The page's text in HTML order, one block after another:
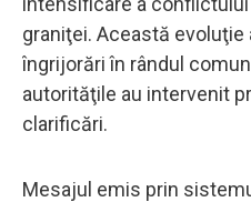
graniţei. Această
îngrijorări în rândul
autorităţile au intervenit
clarificări.
Mesajul emis prin